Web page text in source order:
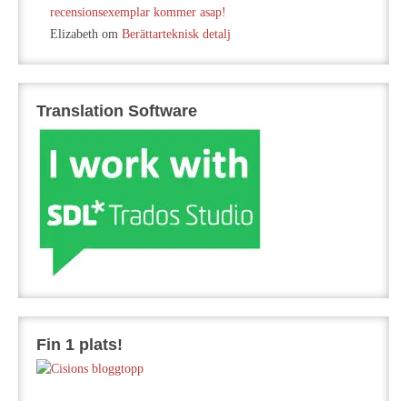
recensionsexemplar kommer asap!
Elizabeth om Berättarteknisk detalj
Translation Software
Fin 1 plats!